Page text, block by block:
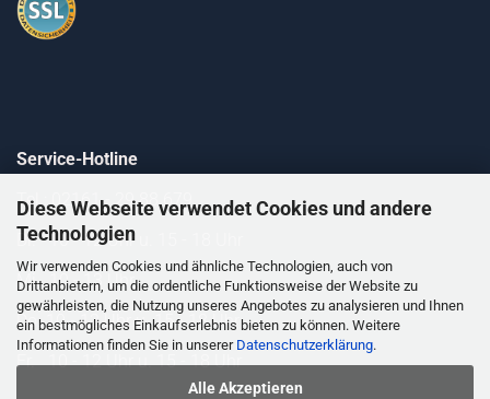
Diese Webseite verwendet Cookies und andere
Technologien
Wir verwenden Cookies und ähnliche Technologien, auch von
Drittanbietern, um die ordentliche Funktionsweise der Website zu
gewährleisten, die Nutzung unseres Angebotes zu analysieren und Ihnen
ein bestmögliches Einkaufserlebnis bieten zu können. Weitere
Informationen finden Sie in unserer Datenschutzerklärung.
Alle Akzeptieren
Service-Hotline
Tel.: 02161 - 29 88 679
Di. 10 - 12 Uhr u. 15 - 18 Uhr
Mi. 10 - 13 Uhr
Do. 10 - 12 Uhr u. 15 - 18 Uhr
Fr. 10 - 12 Uhr u. 15 - 18 Uhr